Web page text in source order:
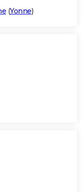
(Yonne)